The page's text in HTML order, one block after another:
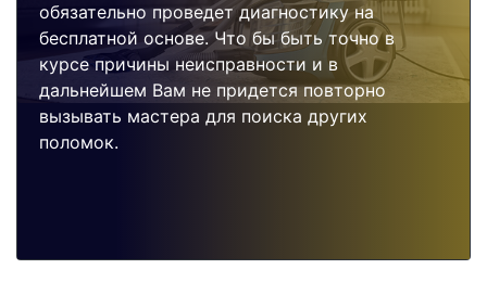
обязательно проведет диагностику на
бесплатной основе. Что бы быть точно в
курсе причины неисправности и в
дальнейшем Вам не придется повторно
вызывать мастера для поиска других
поломок.